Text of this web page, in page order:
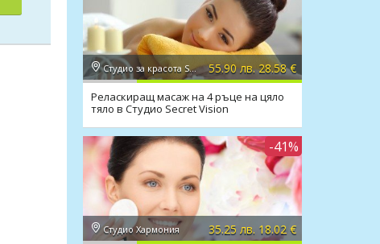
Студио за красота Secret Vision 55.90 лв. 28.58 €
Реласкиращ масаж на 4 ръце на цяло
тяло в Студио Secret Vision
-41%
Студио Хармония 35.25 лв. 18.02 €